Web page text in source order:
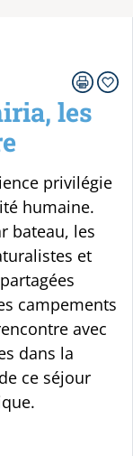
les
privilégie
humaine.
bateau, les
et
campements
avec
dans la
ce séjour